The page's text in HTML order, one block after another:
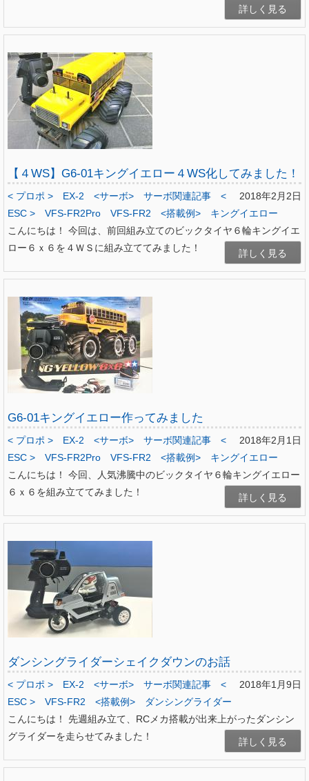
詳しく見る
【４WS】G6-01キングイエロー４WS化してみました！
2018年2月2日
< プロポ > EX-2 <サーボ> サーボ関連記事
<
ESC >
VFS-FR2Pro VFS-FR2 <搭載例>
キングイエロー
こんにちは！ 今回は、前回組み立てのビックタイヤ６輪キングイエ
ロー６ｘ６を４ＷＳに組み立ててみました！
詳しく見る
G6-01キングイエロー作ってみました
2018年2月1日
< プロポ > EX-2 <サーボ> サーボ関連記事
<
ESC >
VFS-FR2Pro VFS-FR2 <搭載例>
キングイエロー
こんにちは！ 今回、人気沸騰中のビックタイヤ６輪キングイエロー
６ｘ６を組み立ててみました！
詳しく見る
ダンシングライダーシェイクダウンのお話
2018年1月9日
< プロポ > EX-2 <サーボ> サーボ関連記事
<
ESC >
VFS-FR2 <搭載例>
ダンシングライダー
こんにちは！ 先週組み立て、RCメカ搭載が出来上がったダンシン
グライダーを走らせてみました！
詳しく見る